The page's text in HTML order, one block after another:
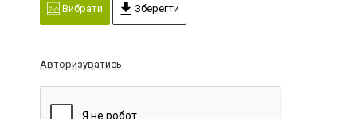
Вибрати
Зберегти
Авторизуватись